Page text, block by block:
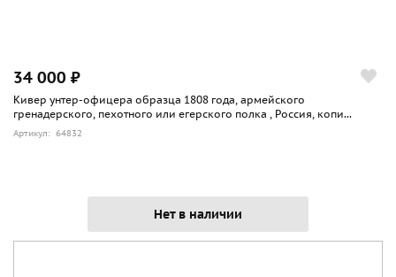
34 000 ₽
Кивер унтер-офицера образца 1808 года, армейского
гренадерского, пехотного или егерского полка , Россия, копи...
Артикул: 64832
Нет в наличии